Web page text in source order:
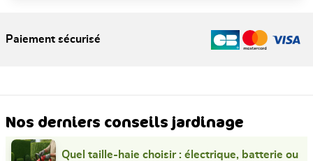
Paiement sécurisé
Nos derniers conseils jardinage
Quel taille-haie choisir : électrique, batterie ou